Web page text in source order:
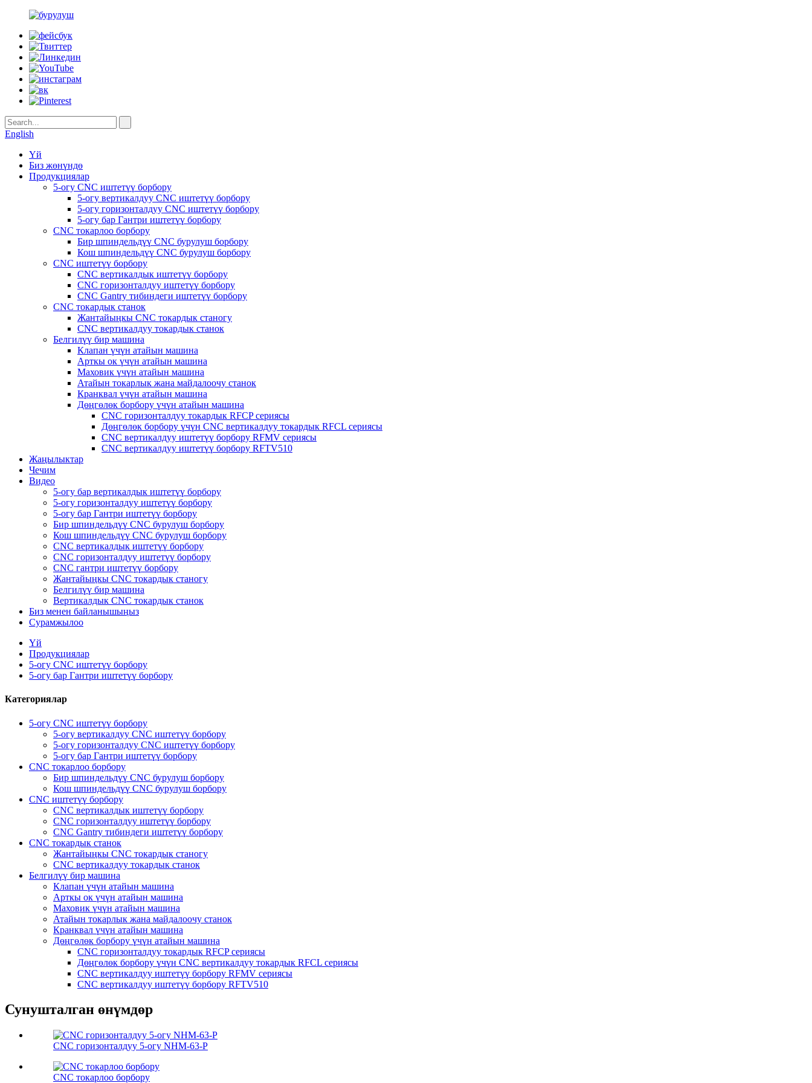
English
Үй
Биз жөнүндө
Продукциялар
5-огу CNC иштетүү борбору
5-огу вертикалдуу CNC иштетүү борбору
5-огу горизонталдуу CNC иштетүү борбору
5-огу бар Гантри иштетүү борбору
CNC токарлоо борбору
Бир шпиндельдүү CNC бурулуш борбору
Кош шпиндельдүү CNC бурулуш борбору
CNC иштетүү борбору
CNC вертикалдык иштетүү борбору
CNC горизонталдуу иштетүү борбору
CNC Gantry тибиндеги иштетүү борбору
CNC токардык станок
Жантайыңкы CNC токардык станогу
CNC вертикалдуу токардык станок
Белгилүү бир машина
Клапан үчүн атайын машина
Арткы ок үчүн атайын машина
Маховик үчүн атайын машина
Атайын токарлык жана майдалоочу станок
Кранквал үчүн атайын машина
Дөңгөлөк борбору үчүн атайын машина
CNC горизонталдуу токардык RFCP сериясы
Дөңгөлөк борбору үчүн CNC вертикалдуу токардык RFCL сериясы
CNC вертикалдуу иштетүү борбору RFMV сериясы
CNC вертикалдуу иштетүү борбору RFTV510
Жаңылыктар
Чечим
Видео
5-огу бар вертикалдык иштетүү борбору
5-огу горизонталдуу иштетүү борбору
5-огу бар Гантри иштетүү борбору
Бир шпиндельдүү CNC бурулуш борбору
Кош шпиндельдүү CNC бурулуш борбору
CNC вертикалдык иштетүү борбору
CNC горизонталдуу иштетүү борбору
CNC гантри иштетүү борбору
Жантайыңкы CNC токардык станогу
Белгилүү бир машина
Вертикалдык CNC токардык станок
Биз менен байланышыңыз
Сурамжылоо
Үй
Продукциялар
5-огу CNC иштетүү борбору
5-огу бар Гантри иштетүү борбору
Категориялар
5-огу CNC иштетүү борбору
5-огу вертикалдуу CNC иштетүү борбору
5-огу горизонталдуу CNC иштетүү борбору
5-огу бар Гантри иштетүү борбору
CNC токарлоо борбору
Бир шпиндельдүү CNC бурулуш борбору
Кош шпиндельдүү CNC бурулуш борбору
CNC иштетүү борбору
CNC вертикалдык иштетүү борбору
CNC горизонталдуу иштетүү борбору
CNC Gantry тибиндеги иштетүү борбору
CNC токардык станок
Жантайыңкы CNC токардык станогу
CNC вертикалдуу токардык станок
Белгилүү бир машина
Клапан үчүн атайын машина
Арткы ок үчүн атайын машина
Маховик үчүн атайын машина
Атайын токарлык жана майдалоочу станок
Кранквал үчүн атайын машина
Дөңгөлөк борбору үчүн атайын машина
CNC горизонталдуу токардык RFCP сериясы
Дөңгөлөк борбору үчүн CNC вертикалдуу токардык RFCL сериясы
CNC вертикалдуу иштетүү борбору RFMV сериясы
CNC вертикалдуу иштетүү борбору RFTV510
Сунушталган өнүмдөр
CNC горизонталдуу 5-огу NHM-63-P
CNC токарлоо борбору